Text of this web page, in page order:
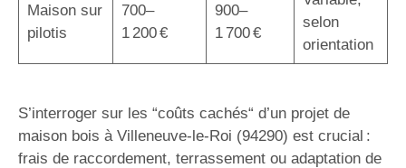
Maison sur
pilotis
700–
1 200 €
900–
1 700 €
selon
orientation
S’interroger sur les “coûts cachés“ d’un projet de
maison bois à Villeneuve-le-Roi (94290) est crucial :
frais de raccordement, terrassement ou adaptation de